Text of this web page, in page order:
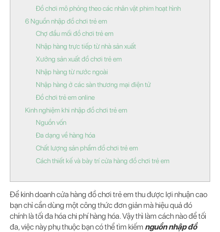
Đồ chơi mô phỏng theo các nhân vật phim hoạt hình
6 Nguồn nhập đồ chơi trẻ em
Chợ đầu mối đồ chơi trẻ em
Nhập hàng trực tiếp từ nhà sản xuất
Xưởng sản xuất đồ chơi trẻ em
Nhập hàng từ nước ngoài
Nhập hàng ở các sàn thương mại điện tử
Đồ chơi trẻ em online
Kinh nghiệm khi nhập đồ chơi trẻ em
Nguồn vốn
Đa dạng về hàng hóa
Chất lượng sản phẩm đồ chơi trẻ em
Cách thiết kế và bày trí cửa hàng đồ chơi trẻ em
Để kinh doanh cửa hàng đồ chơi trẻ em thu được lợi nhuận cao
bạn chỉ cần dùng một công thức đơn giản mà hiệu quả đó
chính là tối đa hóa chi phí hàng hóa. Vậy thì làm cách nào để tối
đa, việc này phụ thuộc bạn có thể tìm kiếm nguồn nhập đồ